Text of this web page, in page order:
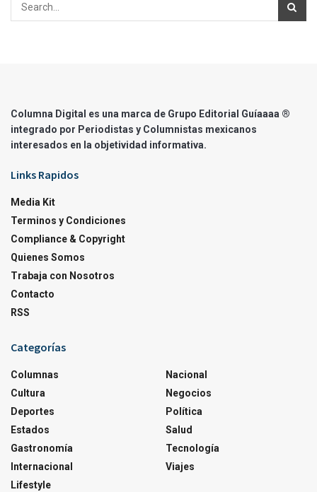
Columna Digital es una marca de Grupo Editorial Guíaaaa ®
integrado por Periodistas y Columnistas mexicanos
interesados en la objetividad informativa.
Links Rapidos
Media Kit
Terminos y Condiciones
Compliance & Copyright
Quienes Somos
Trabaja con Nosotros
Contacto
RSS
Categorías
Columnas
Cultura
Deportes
Estados
Gastronomía
Internacional
Lifestyle
Nacional
Negocios
Política
Salud
Tecnología
Viajes